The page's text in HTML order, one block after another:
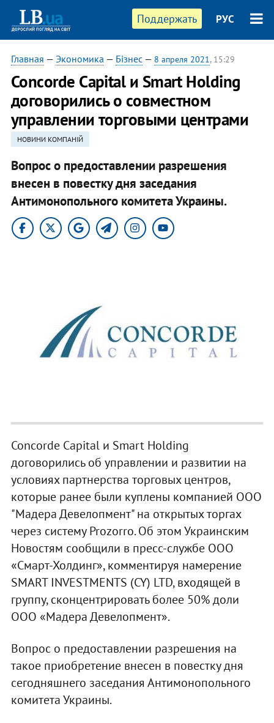
Поддержать РУС
Главная — Экономика — Бізнес— 8 апреля 2021, 15:29
Concorde Capital и Smart Holding
договорились о совместном
управлении торговыми центрами
НОВИНИ КОМПАНІЙ
Вопрос о предоставлении разрешения
внесен в повестку дня заседания
Антимонопольного комитета Украины.
Concorde Capital и Smart Holding
договорились об управлении и развитии на
условиях партнерства торговых центров,
которые ранее были куплены компанией ООО
"Мадера Девелопмент" на открытых торгах
через систему Prozorro. Об этом Украинским
Новостям сообщили в пресс-службе ООО
«Смарт-Холдинг», комментируя намерение
SMART INVESTMENTS (CY) LTD, входящей в
группу, сконцентрировать более 50% доли
ООО «Мадера Девелопмент».
Вопрос о предоставлении разрешения на
такое приобретение внесен в повестку дня
сегодняшнего заседания Антимонопольного
комитета Украины.